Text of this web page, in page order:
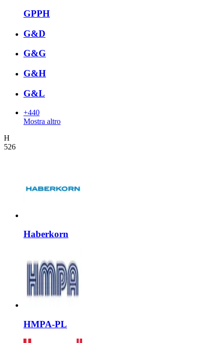
GPPH
G&D
G&G
G&H
G&L
+440
Mostra altro
H
526
Haberkorn
HMPA-PL